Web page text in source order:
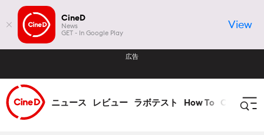
CineD
News
GET - In Google Play
View
広告
ニュース レビュー ラボテスト How To CineDビ